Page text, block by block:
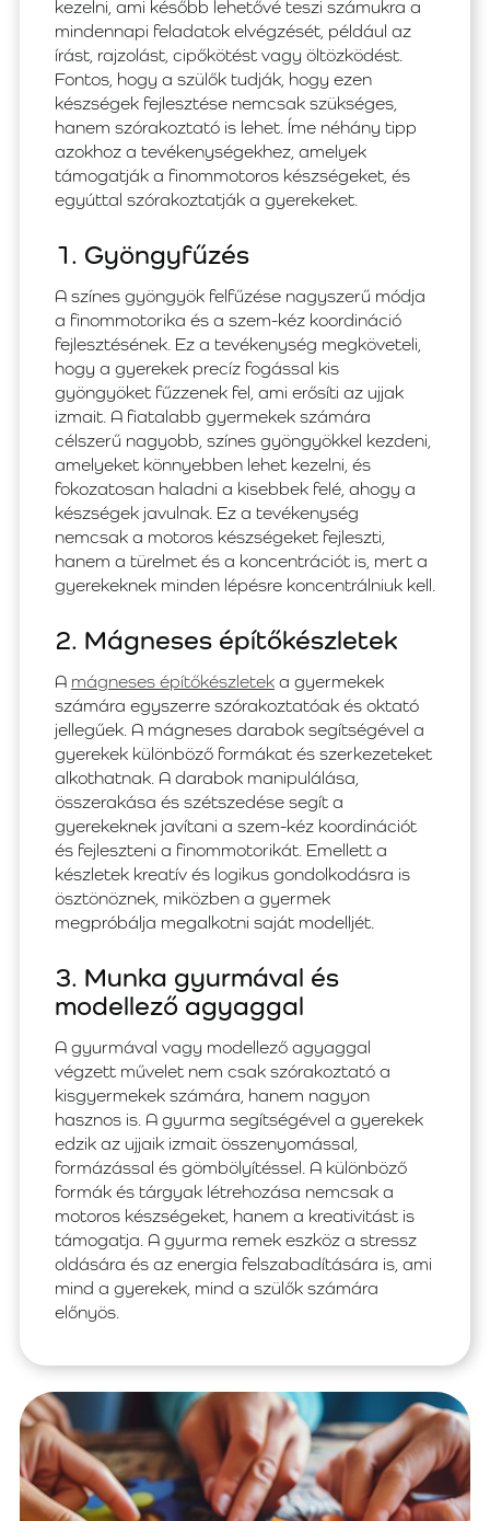
kezelni, ami később lehetővé teszi számukra a
mindennapi feladatok elvégzését, például az
írást, rajzolást, cipőkötést vagy öltözködést.
Fontos, hogy a szülők tudják, hogy ezen
készségek fejlesztése nemcsak szükséges,
hanem szórakoztató is lehet. Íme néhány tipp
azokhoz a tevékenységekhez, amelyek
támogatják a finommotoros készségeket, és
egyúttal szórakoztatják a gyerekeket.
1. Gyöngyfűzés
A színes gyöngyök felfűzése nagyszerű módja
a finommotorika és a szem-kéz koordináció
fejlesztésének. Ez a tevékenység megköveteli,
hogy a gyerekek precíz fogással kis
gyöngyöket fűzzenek fel, ami erősíti az ujjak
izmait. A fiatalabb gyermekek számára
célszerű nagyobb, színes gyöngyökkel kezdeni,
amelyeket könnyebben lehet kezelni, és
fokozatosan haladni a kisebbek felé, ahogy a
készségek javulnak. Ez a tevékenység
nemcsak a motoros készségeket fejleszti,
hanem a türelmet és a koncentrációt is, mert a
gyerekeknek minden lépésre koncentrálniuk kell.
2. Mágneses építőkészletek
A mágneses építőkészletek a gyermekek
számára egyszerre szórakoztatóak és oktató
jellegűek. A mágneses darabok segítségével a
gyerekek különböző formákat és szerkezeteket
alkothatnak. A darabok manipulálása,
összerakása és szétszedése segít a
gyerekeknek javítani a szem-kéz koordinációt
és fejleszteni a finommotorikát. Emellett a
készletek kreatív és logikus gondolkodásra is
ösztönöznek, miközben a gyermek
megpróbálja megalkotni saját modelljét.
3. Munka gyurmával és
modellező agyaggal
A gyurmával vagy modellező agyaggal
végzett művelet nem csak szórakoztató a
kisgyermekek számára, hanem nagyon
hasznos is. A gyurma segítségével a gyerekek
edzik az ujjaik izmait összenyomással,
formázással és gömbölyítéssel. A különböző
formák és tárgyak létrehozása nemcsak a
motoros készségeket, hanem a kreativitást is
támogatja. A gyurma remek eszköz a stressz
oldására és az energia felszabadítására is, ami
mind a gyerekek, mind a szülők számára
előnyös.